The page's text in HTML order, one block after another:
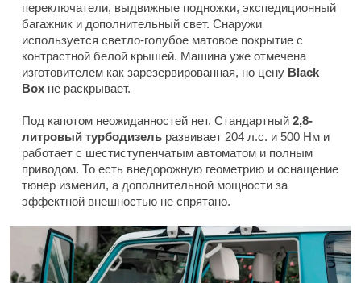
переключатели, выдвижные подножки, экспедиционный
багажник и дополнительный свет. Снаружи
используется светло-голубое матовое покрытие с
контрастной белой крышей. Машина уже отмечена
изготовителем как зарезервированная, но цену Black
Box не раскрывает.
Под капотом неожиданностей нет. Стандартный 2,8-
литровый турбодизель развивает 204 л.с. и 500 Нм и
работает с шестиступенчатым автоматом и полным
приводом. То есть внедорожную геометрию и оснащение
тюнер изменил, а дополнительной мощности за
эффектной внешностью не спрятано.